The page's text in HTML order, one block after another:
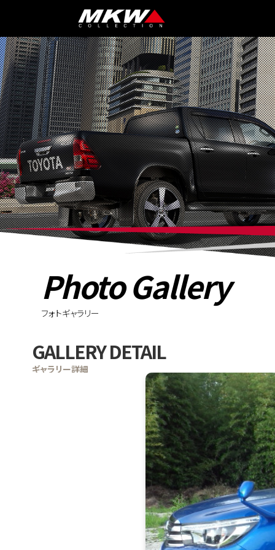
Photo Gallery
フォトギャラリー
GALLERY DETAIL
ギャラリー詳細